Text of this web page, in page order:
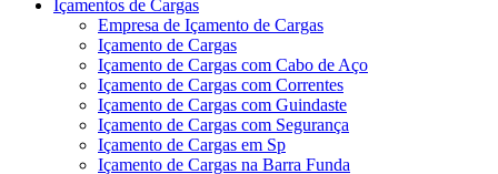
Içamentos de Cargas
Empresa de Içamento de Cargas
Içamento de Cargas
Içamento de Cargas com Cabo de Aço
Içamento de Cargas com Correntes
Içamento de Cargas com Guindaste
Içamento de Cargas com Segurança
Içamento de Cargas em Sp
Içamento de Cargas na Barra Funda